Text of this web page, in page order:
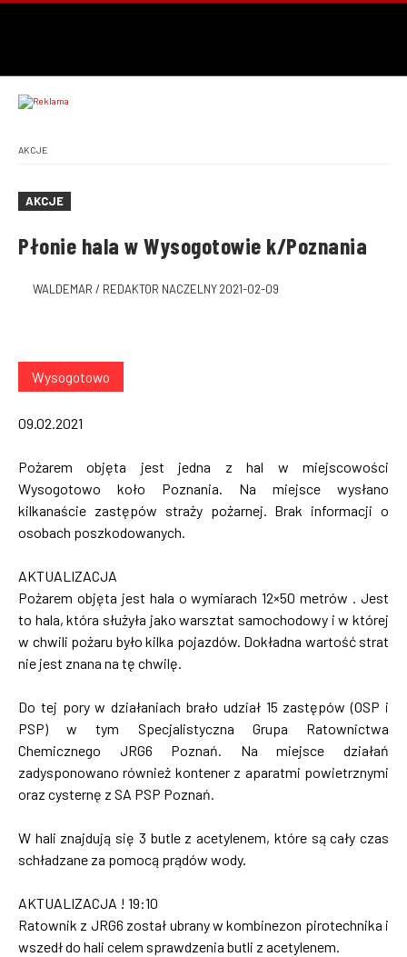
AKCJE
AKCJE
Płonie hala w Wysogotowie k/Poznania
WALDEMAR / REDAKTOR NACZELNY2021-02-09
Wysogotowo
09.02.2021
Pożarem objęta jest jedna z hal w miejscowości
Wysogotowo koło Poznania. Na miejsce wysłano
kilkanaście zastępów straży pożarnej. Brak informacji o
osobach poszkodowanych.
AKTUALIZACJA
Pożarem objęta jest hala o wymiarach 12×50 metrów . Jest
to hala, która służyła jako warsztat samochodowy i w której
w chwili pożaru było kilka pojazdów. Dokładna wartość strat
nie jest znana na tę chwilę.
Do tej pory w działaniach brało udział 15 zastępów (OSP i
PSP) w tym Specjalistyczna Grupa Ratownictwa
Chemicznego JRG6 Poznań. Na miejsce działań
zadysponowano również kontener z aparatmi powietrznymi
oraz cysternę z SA PSP Poznań.
W hali znajdują się 3 butle z acetylenem, które są cały czas
schładzane za pomocą prądów wody.
AKTUALIZACJA ! 19:10
Ratownik z JRG6 został ubrany w kombinezon pirotechnika i
wszedł do hali celem sprawdzenia butli z acetylenem.